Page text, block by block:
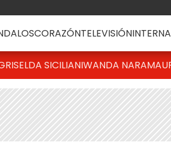
CORAZÓNTELEVISIÓN
SICILIANIWANDA NARA